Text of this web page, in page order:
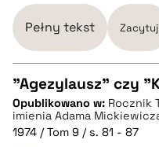
Pełny tekst Zacytuj
CZYSTY TEKST
"Agezylausz" czy
Opublikowano w: Rocznik
imienia Adama
1974 / Tom 9 / s. 81 - 87